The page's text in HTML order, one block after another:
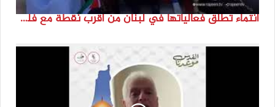
انتماء تطلق فعالياتها في لبنان من أقرب نقطة مع فلسطين المحتلة في ذكرى النكبة_74تقرير: جنى شحرور